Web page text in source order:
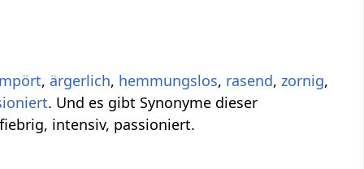
, ärgerlich, hemmungslos, rasend, zornig,
. Und es gibt Synonyme dieser
intensiv, passioniert.